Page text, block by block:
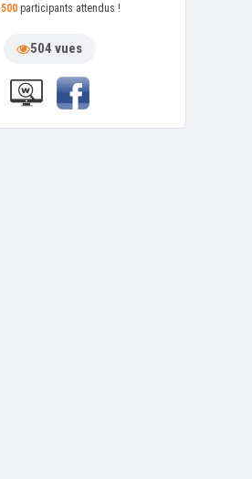
500 participants attendus !
504 vues